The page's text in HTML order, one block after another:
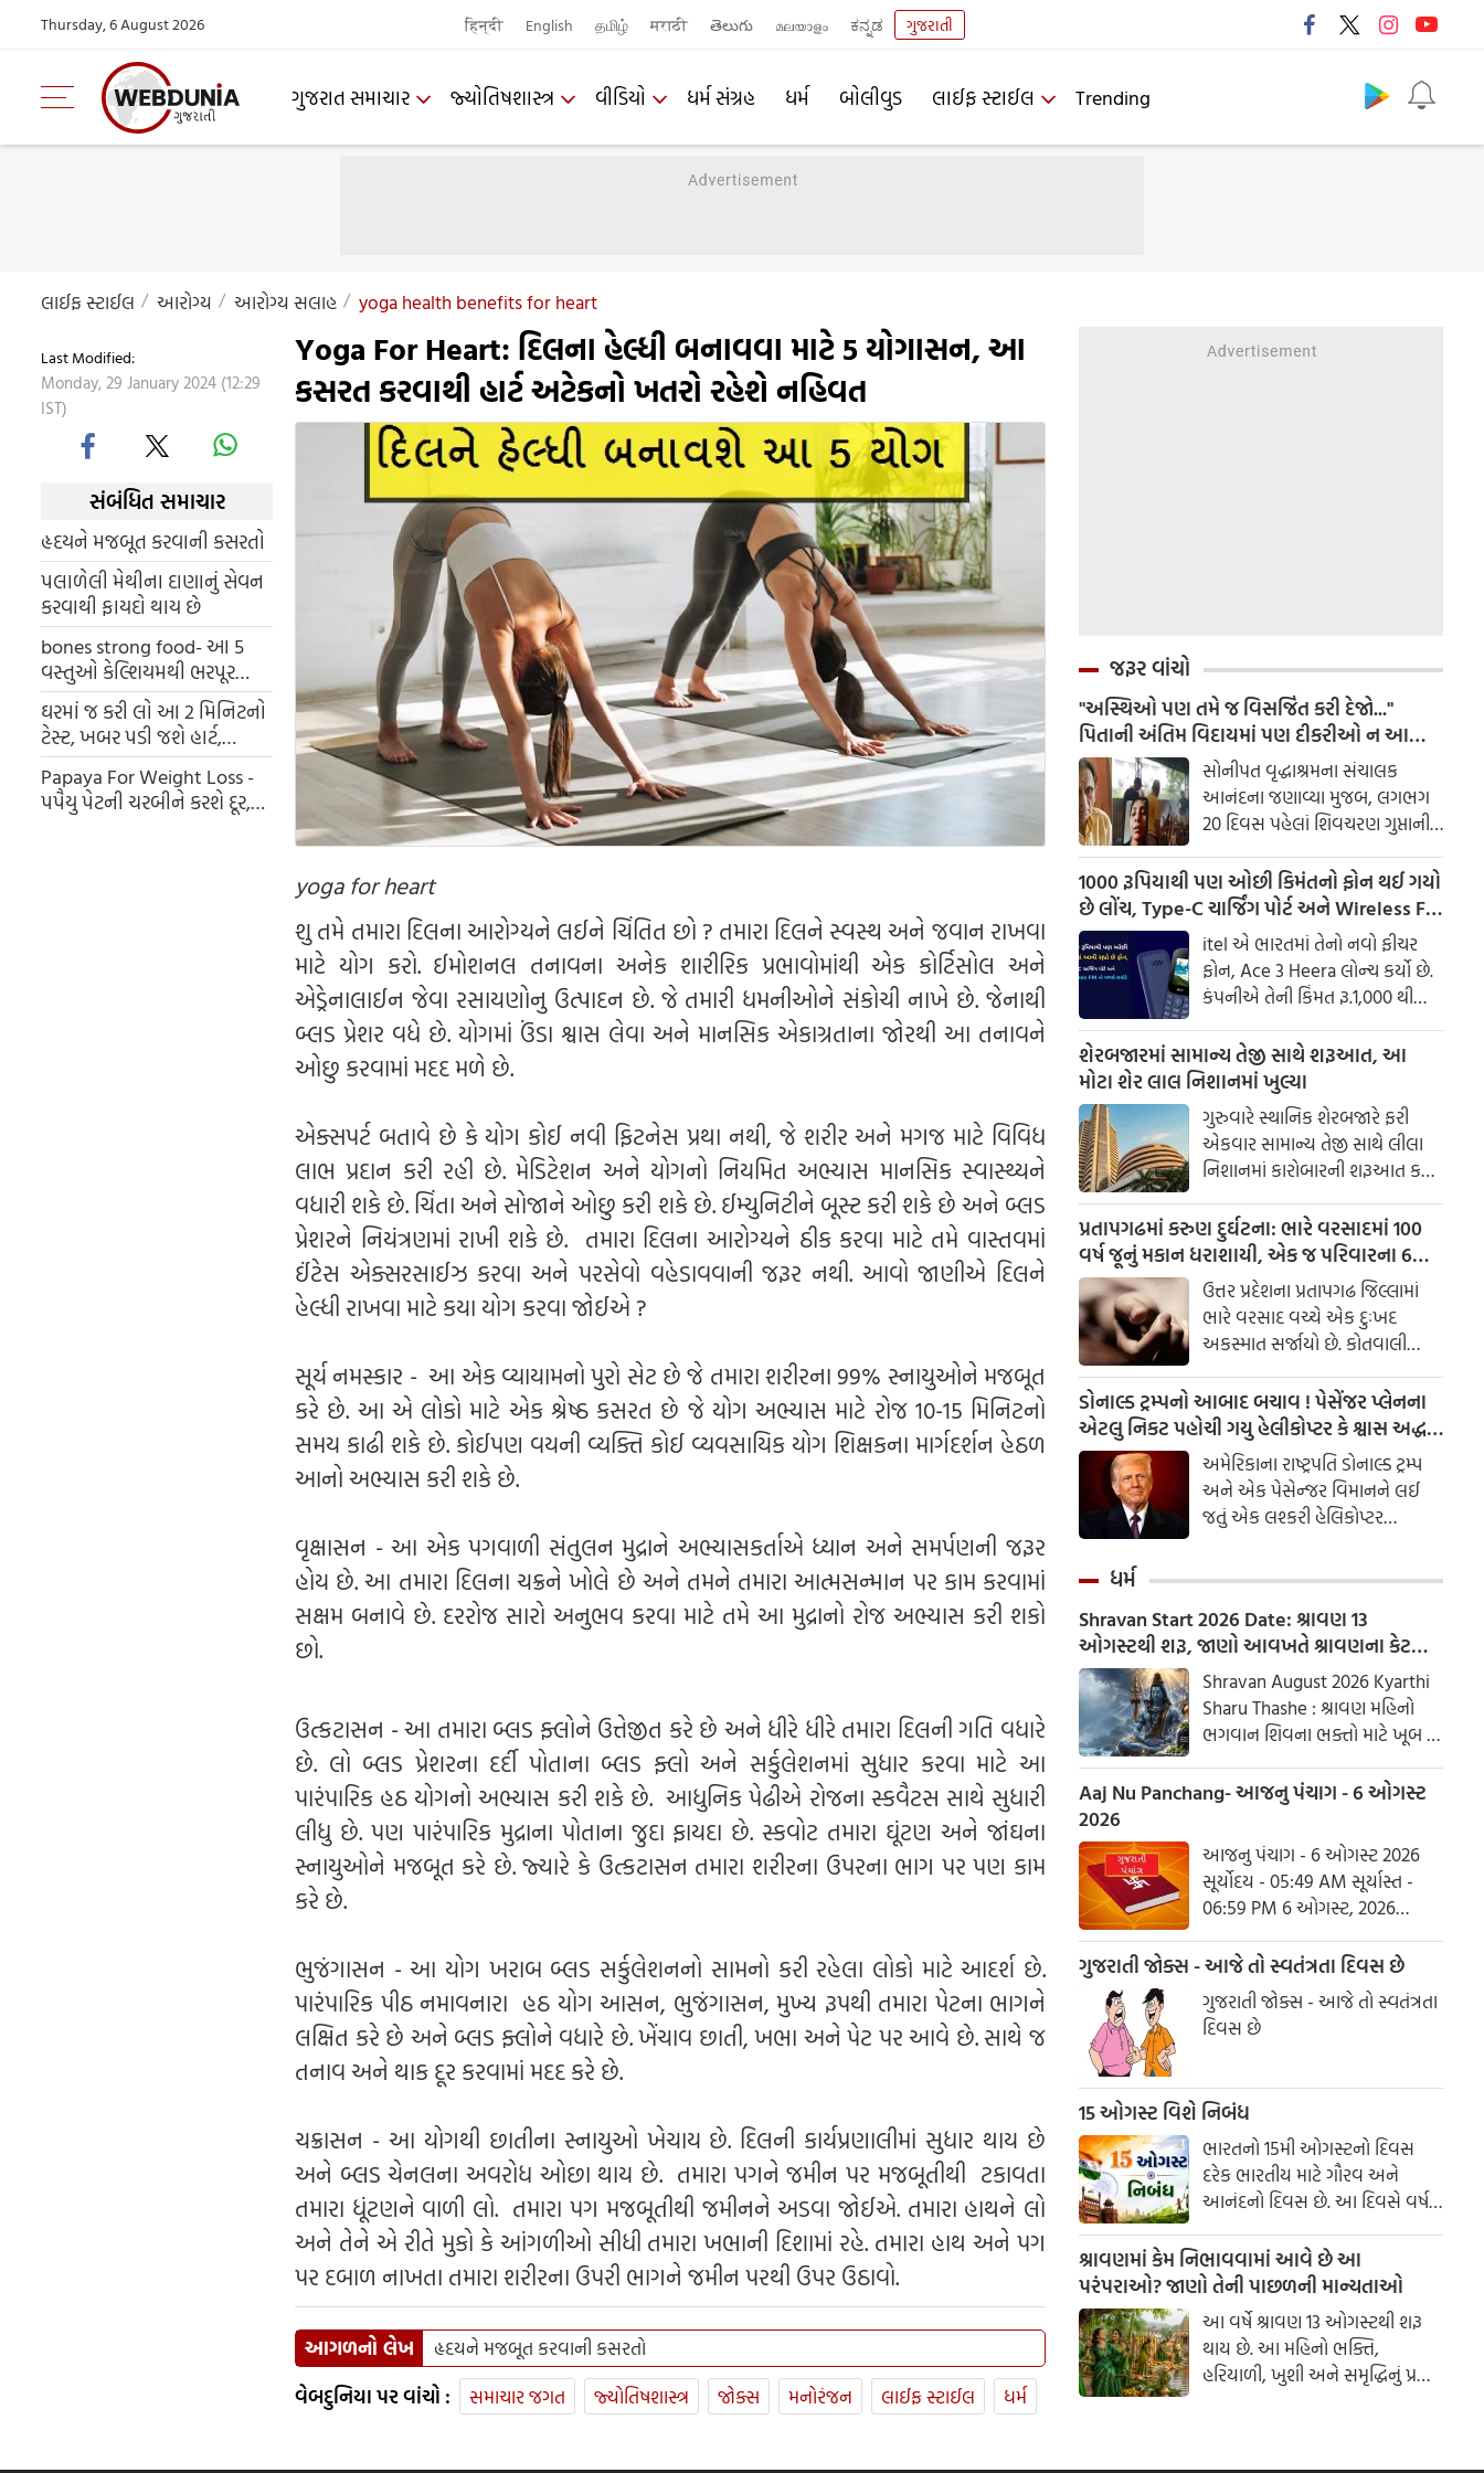
Thursday, 6 August 2026 हिन्दी English தமிழ் मराठी తెలుగు മലയാളം ಕನ್ನಡ ગુજરાતી
ગુજરાત સમાચાર જ્યોતિષશાસ્ત્ર વીડિયો ધર્મ સંગ્રહ ધર્મ બોલીવુડ લાઈફ સ્ટાઈલ Trending
લાઈફ સ્ટાઈલ આરોગ્ય આરોગ્ય સલાહ yoga health benefits for heart
Last Modified:
Monday, 29 January 2024 (12:29
IST)
સંબંધિત સમાચાર
હૃદયને મજબૂત કરવાની કસરતો
પલાળેલી મેથીના દાણાનું સેવન
કરવાથી ફાયદો થાય છે
bones strong food- આ 5
વસ્તુઓ કેલ્શિયમથી ભરપૂર
હાડકા બનશે લોખંડ જેવા
મજબૂત
ઘરમાં જ કરી લો આ 2 મિનિટનો
ટેસ્ટ, ખબર પડી જશે હાર્ટ,
ડાયાબિટીઝ અને બ્લડ પ્રેશરની
બીમારી
Papaya For Weight Loss -
પપૈયુ પેટની ચરબીને કરશે દૂર,
Yoga For Heart: દિલના હેલ્ધી બનાવવા માટે 5 યોગાસન, આ
કસરત કરવાથી હાર્ટ અટેકનો ખતરો રહેશે નહિવત
yoga for heart
શુ તમે તમારા દિલના આરોગ્યને લઈને ચિંતિત છો ? તમારા દિલને સ્વસ્થ અને જવાન રાખવા
માટે યોગ કરો. ઈમોશનલ તનાવના અનેક શારીરિક પ્રભાવોમાંથી એક કોર્ટિસોલ અને
એડ્રેનાલાઈન જેવા રસાયણોનુ ઉત્પાદન છે. જે તમારી ધમનીઓને સંકોચી નાખે છે. જેનાથી
બ્લડ પ્રેશર વધે છે. યોગમાં ઉંડા શ્વાસ લેવા અને માનસિક એકાગ્રતાના જોરથી આ તનાવને
ઓછુ કરવામાં મદદ મળે છે.
એક્સપર્ટ બતાવે છે કે યોગ કોઈ નવી ફિટનેસ પ્રથા નથી, જે શરીર અને મગજ માટે વિવિધ
લાભ પ્રદાન કરી રહી છે. મેડિટેશન અને યોગનો નિયમિત અભ્યાસ માનસિક સ્વાસ્થ્યને
વધારી શકે છે. ચિંતા અને સોજાને ઓછુ કરી શકે છે. ઈમ્યુનિટીને બૂસ્ટ કરી શકે છે અને બ્લડ
પ્રેશરને નિયંત્રણમાં રાખી શકે છે. તમારા દિલના આરોગ્યને ઠીક કરવા માટે તમે વાસ્તવમાં
ઈંટેસ એક્સરસાઈઝ કરવા અને પરસેવો વહેડાવવાની જરૂર નથી. આવો જાણીએ દિલને
હેલ્ધી રાખવા માટે કયા યોગ કરવા જોઈએ ?
સૂર્ય નમસ્કાર - આ એક વ્યાયામનો પુરો સેટ છે જે તમારા શરીરના 99% સ્નાયુઓને મજબૂત
કરે છે. આ એ લોકો માટે એક શ્રેષ્ઠ કસરત છે જે યોગ અભ્યાસ માટે રોજ 10-15 મિનિટનો
સમય કાઢી શકે છે. કોઈપણ વયની વ્યક્તિ કોઈ વ્યવસાયિક યોગ શિક્ષકના માર્ગદર્શન હેઠળ
આનો અભ્યાસ કરી શકે છે.
વૃક્ષાસન - આ એક પગવાળી સંતુલન મુદ્રાને અભ્યાસકર્તાએ ધ્યાન અને સમર્પણની જરૂર
હોય છે. આ તમારા દિલના ચક્રને ખોલે છે અને તમને તમારા આત્મસન્માન પર કામ કરવામાં
સક્ષમ બનાવે છે. દરરોજ સારો અનુભવ કરવા માટે તમે આ મુદ્રાનો રોજ અભ્યાસ કરી શકો
છો.
ઉત્કટાસન - આ તમારા બ્લડ ફ્લોને ઉત્તેજીત કરે છે અને ધીરે ધીરે તમારા દિલની ગતિ વધારે
છે. લો બ્લડ પ્રેશરના દર્દી પોતાના બ્લડ ફ્લો અને સર્કુલેશનમાં સુધાર કરવા માટે આ
પારંપારિક હઠ યોગનો અભ્યાસ કરી શકે છે. આધુનિક પેઢીએ રોજના સ્કવૈટસ સાથે સુધારી
લીધુ છે. પણ પારંપારિક મુદ્રાના પોતાના જુદા ફાયદા છે. સ્કવોટ તમારા ઘૂંટણ અને જાંઘના
સ્નાયુઓને મજબૂત કરે છે. જ્યારે કે ઉત્કટાસન તમારા શરીરના ઉપરના ભાગ પર પણ કામ
કરે છે.
ભુજંગાસન - આ યોગ ખરાબ બ્લડ સર્કુલેશનનો સામનો કરી રહેલા લોકો માટે આદર્શ છે.
પારંપારિક પીઠ નમાવનારા હઠ યોગ આસન, ભુજંગાસન, મુખ્ય રૂપથી તમારા પેટના ભાગને
લક્ષિત કરે છે અને બ્લડ ફ્લોને વધારે છે. ખેંચાવ છાતી, ખભા અને પેટ પર આવે છે. સાથે જ
તનાવ અને થાક દૂર કરવામાં મદદ કરે છે.
ચક્રાસન - આ યોગથી છાતીના સ્નાયુઓ ખેચાય છે. દિલની કાર્યપ્રણાલીમાં સુધાર થાય છે
અને બ્લડ ચેનલના અવરોધ ઓછા થાય છે. તમારા પગને જમીન પર મજબૂતીથી ટકાવતા
તમારા ધૂંટણને વાળી લો. તમારા પગ મજબૂતીથી જમીનને અડવા જોઈએ. તમારા હાથને લો
અને તેને એ રીતે મુકો કે આંગળીઓ સીધી તમારા ખભાની દિશામાં રહે. તમારા હાથ અને પગ
પર દબાળ નાખતા તમારા શરીરના ઉપરી ભાગને જમીન પરથી ઉપર ઉઠાવો.
આગળનો લેખ હૃદયને મજબૂત કરવાની કસરતો
વેબદુનિયા પર વાંચો : સમાચાર જગત જ્યોતિષશાસ્ત્ર જોક્સ મનોરંજન લાઈફ સ્ટાઈલ ધર્મ
જરૂર વાંચો
"અસ્થિઓ પણ તમે જ વિસર્જિત કરી દેજો..."
પિતાની અંતિમ વિદાયમાં પણ દીકરીઓ ન આવી,
વીડિયો કોલથી પૂર્ણ કરી તમામ વિધિ
સોનીપત વૃદ્ધાશ્રમના સંચાલક
આનંદના જણાવ્યા મુજબ, લગભગ
20 દિવસ પહેલાં શિવચરણ ગુપ્તાની
તબિયત બગડતાં તેમની ત્રણેય
દીકરીઓ અનિતા, નિશા અને
પ્રિયાને જાણ કરવામાં આવી હતી.
1000 રૂપિયાથી પણ ઓછી કિમંતનો ફોન થઈ ગયો
છે લોંચ, Type-C ચાર્જિંગ પોર્ટ અને Wireless FM
નો મળશે સપોર્ટ, જાણો બધા ફીચર્સ
itel એ ભારતમાં તેનો નવો ફીચર
ફોન, Ace 3 Heera લોન્ચ કર્યો છે.
કંપનીએ તેની કિંમત રૂ.1,000 થી
ઓછી રાખી છે. આ બજેટ ફીચર
ફોનની મુખ્ય ખાસિયત તેનો USB
Type-C ચાર્જિંગ પોર્ટ છે, જે આ
કિંમતના ફોનમાં ભાગ્યે જ જોવા મળે
છે. વધુમાં, ફોન AI બેટરી
ઓપ્ટિમાઇઝેશન, બ્લૂટૂથ, વાયરલેસ
FM અને 32GB સુધી સ્ટોરેજ
વધારવા માટે સપોર્ટ આપે છે.
શેરબજારમાં સામાન્ય તેજી સાથે શરૂઆત, આ
મોટા શેર લાલ નિશાનમાં ખુલ્યા
ગુરુવારે સ્થાનિક શેરબજારે ફરી
એકવાર સામાન્ય તેજી સાથે લીલા
નિશાનમાં કારોબારની શરૂઆત કરી.
એક તરફ સેન્સેક્સ 0.26 ટકા
વધારા સાથે ખુલ્યો, જ્યારે બીજી
તરફ નિફ્ટી 0.07 ટકા વધારા સાથે
કારોબાર શરૂ કર્યો.
પ્રતાપગઢમાં કરુણ દુર્ઘટના: ભારે વરસાદમાં 100
વર્ષ જૂનું મકાન ધરાશાયી, એક જ પરિવારના 6
લોકોના મોત
ઉત્તર પ્રદેશના પ્રતાપગઢ જિલ્લામાં
ભારે વરસાદ વચ્ચે એક દુઃખદ
અકસ્માત સર્જાયો છે. કોતવાલી
પોલીસ સ્ટેશન વિસ્તારના મહુલી
ગામમાં આશરે 100 વર્ષ જૂનું મકાન
અચાનક ધરાશાયી થતાં એક જ
પરિવારના 6 સભ્યોના મોત થયા છે,
જ્યારે એક વ્યક્તિ ગંભીર રીતે
ઘાયલ થયો છે.
ડોનાલ્ડ ટ્રમ્પનો આબાદ બચાવ ! પેસેંજર પ્લેનના
એટલુ નિકટ પહોચી ગયુ હેલીકોપ્ટર કે શ્વાસ અદ્ધર
થઈ ગયા .. VIDEOઅમેરિકાના રાષ્ટ્રપતિ ડોનાલ્ડ ટ્રમ્પ
અને એક પેસેન્જર વિમાનને લઈ
જતું એક લશ્કરી હેલિકોપ્ટર
ધર્મ
Shravan Start 2026 Date: શ્રાવણ 13
ઓગસ્ટથી શરૂ, જાણો આવખતે શ્રાવણના કેટલા
સોમવાર રહેશે
Shravan August 2026 Kyarthi
Sharu Thashe : શ્રાવણ મહિનો
ભગવાન શિવના ભક્તો માટે ખૂબ જ
ખાસ છે. આ મહિનામાં ભગવાન
શિવની પૂજા કરવાથી ઈચ્છાઓ
ઝડપથી પૂર્ણ થાય છે. ધાર્મિક
માન્યતાઓ અનુસાર, ભગવાન શિવે
આ મહિનામાં દેવી પાર્વતીને પોતાની
પત્ની તરીકે સ્વીકાર્યા હતા. ચાલો
જાણીએ કે આ વર્ષે શ્રાવણમાં કેટલા
સોમવાર હશે.
Aaj Nu Panchang- આજનુ પંચાગ - 6 ઓગસ્ટ
2026
આજનુ પંચાગ - 6 ઓગસ્ટ 2026
સૂર્યોદય - 05:49 AM સૂર્યાસ્ત -
06:59 PM 6 ઓગસ્ટ, 2026
ગુરૂવાર આષાઢ વદ આઠમ - વિક્રમ
સંવત 2082
ગુજરાતી જોક્સ - આજે તો સ્વતંત્રતા દિવસ છે
ગુજરાતી જોક્સ - આજે તો સ્વતંત્રતા
દિવસ છે
15 ઓગસ્ટ વિશે નિબંધ
ભારતનો 15મી ઓગસ્ટનો દિવસ
દરેક ભારતીય માટે ગૌરવ અને
આનંદનો દિવસ છે. આ દિવસે વર્ષ
1947માં ભારતે લગભગ 200 વર્ષના
બ્રિટિશ શાસનમાંથી આઝાદી મેળવી
હતી. સ્વતંત્રતા દિવસ આપણને દેશ
માટે બલિદાન આપનારા અસંખ્ય
સ્વાતંત્ર્ય સેનાનીઓના ત્યાગ અને
શૌર્યની યાદ અપાવે છે. આ દિવસ
માત્ર ઉજવણીનો જ નહીં, પરંતુ
દિવસ છે.
શ્રાવણમાં કેમ નિભાવવામાં આવે છે આ
પરંપરાઓ? જાણો તેની પાછળની માન્યતાઓ
આ વર્ષે શ્રાવણ 13 ઓગસ્ટથી શરૂ
થાય છે. આ મહિનો ભક્તિ,
હરિયાળી, ખુશી અને સમૃદ્ધિનું પ્રતીક